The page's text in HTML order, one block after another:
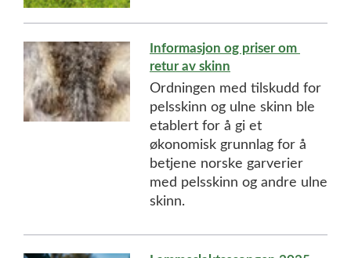
Informasjon og priser om
retur av skinn
Ordningen med tilskudd for
pelsskinn og ulne skinn ble
etablert for å gi et
økonomisk grunnlag for å
betjene norske garverier
med pelsskinn og andre ulne
skinn.